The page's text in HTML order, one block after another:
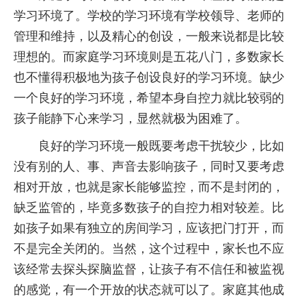
学习环境了。学校的学习环境有学校领导、老师的
管理和维持，以及精心的创设，一般来说都是比较
理想的。而家庭学习环境则是五花八门，多数家长
也不懂得积极地为孩子创设良好的学习环境。缺少
一个良好的学习环境，希望本身自控力就比较弱的
孩子能静下心来学习，显然就极为困难了。
良好的学习环境一般既要考虑干扰较少，比如
没有别的人、事、声音去影响孩子，同时又要考虑
相对开放，也就是家长能够监控，而不是封闭的，
缺乏监管的，毕竟多数孩子的自控力相对较差。比
如孩子如果有独立的房间学习，应该把门打开，而
不是完全关闭的。当然，这个过程中，家长也不应
该经常去探头探脑监督，让孩子有不信任和被监视
的感觉，有一个开放的状态就可以了。家庭其他成